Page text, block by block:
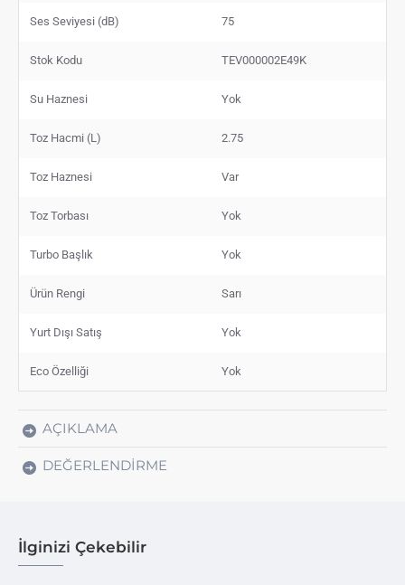
Ses Seviyesi (dB) 75
Stok Kodu TEV000002E49K
Su Haznesi Yok
Toz Hacmi (L) 2.75
Toz Haznesi Var
Toz Torbası Yok
Turbo Başlık Yok
Ürün Rengi Sarı
Yurt Dışı Satış Yok
Eco Özelliği Yok
AÇIKLAMA
DEĞERLENDIRME
İlginizi Çekebilir